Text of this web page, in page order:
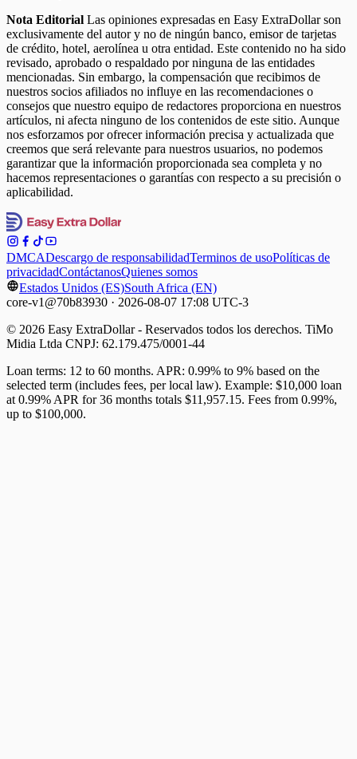
Nota Editorial Las opiniones expresadas en Easy ExtraDollar son
exclusivamente del autor y no de ningún banco, emisor de tarjetas
de crédito, hotel, aerolínea u otra entidad. Este contenido no ha sido
revisado, aprobado o respaldado por ninguna de las entidades
mencionadas. Sin embargo, la compensación que recibimos de
nuestros socios afiliados no influye en las recomendaciones o
consejos que nuestro equipo de redactores proporciona en nuestros
artículos, ni afecta ninguno de los contenidos de este sitio. Aunque
nos esforzamos por ofrecer información precisa y actualizada que
creemos que será relevante para nuestros usuarios, no podemos
garantizar que la información proporcionada sea completa y no
hacemos representaciones o garantías con respecto a su precisión o
aplicabilidad.
DMCADescargo de responsabilidadTerminos de usoPolíticas de
privacidadContáctanosQuienes somos
Estados Unidos (ES)South Africa (EN)
core-v1@70b83930 · 2026-08-07 17:08 UTC-3
© 2026 Easy ExtraDollar - Reservados todos los derechos. TiMo
Midia Ltda CNPJ: 62.179.475/0001-44
Loan terms: 12 to 60 months. APR: 0.99% to 9% based on the
selected term (includes fees, per local law). Example: $10,000 loan
at 0.99% APR for 36 months totals $11,957.15. Fees from 0.99%,
up to $100,000.